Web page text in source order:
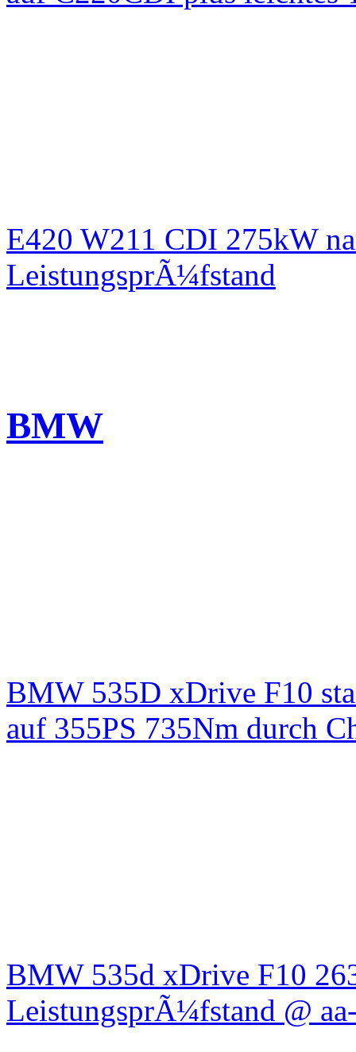
E420 W211 CDI 275kW
LeistungsprÃ¼fstand
BMW
BMW 535D xDrive F10
auf 355PS 735Nm durch
BMW 535d xDrive F10
LeistungsprÃ¼fstand @